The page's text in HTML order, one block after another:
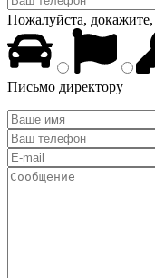
Пожалуйста,
Письмо директору